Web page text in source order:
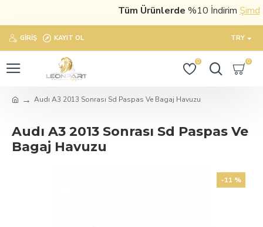
Tüm Ürünlerde%10 İndirimŞimdi
GIRIŞ KAYIT OL TRY
0 0
Audı A3 2013 Sonrası Sd Paspas Ve Bagaj Havuzu
Audı A3 2013 Sonrası Sd Paspas Ve
Bagaj Havuzu
-11 %